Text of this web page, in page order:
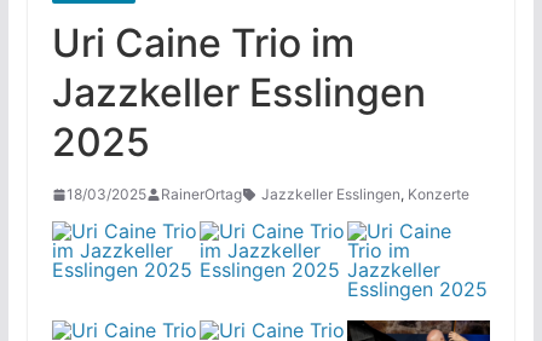
Uri Caine Trio im
Jazzkeller Esslingen
2025
18/03/2025 RainerOrtag Jazzkeller Esslingen, Konzerte